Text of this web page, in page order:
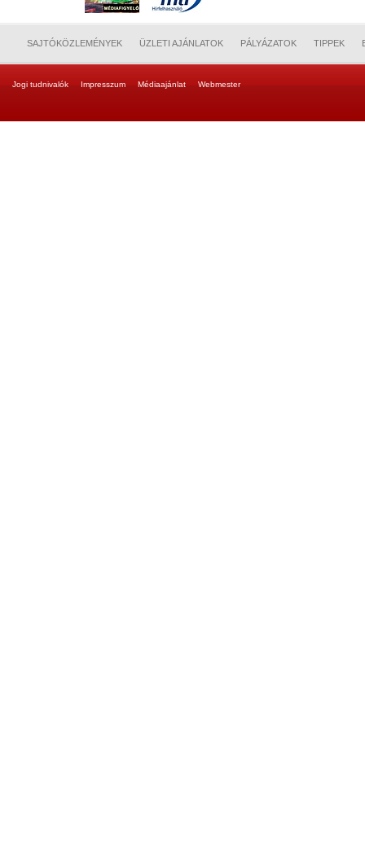
SAJTÓKÖZLEMÉNYEK ÜZLETI AJÁNLATOK PÁLYÁZATOK TIPPEK
Jogi tudnivalók Impresszum Médiaajánlat Webmester